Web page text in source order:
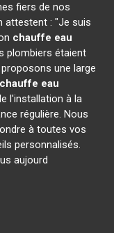
fiers de nos
attestent : "Je suis
chauffe eau
plombiers étaient
une large
chauffe eau
l'installation à la
régulière. Nous
à toutes vos
personnalisés.
aujourd